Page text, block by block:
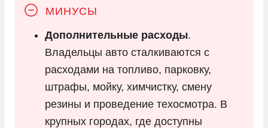
Дополнительные расходы.
Владельцы авто сталкиваются с
расходами на топливо, парковку,
штрафы, мойку, химчистку, смену
резины и проведение техосмотра. В
крупных городах, где доступны